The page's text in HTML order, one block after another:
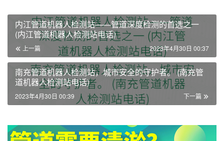
内江管道机器人检测站——管道深度检测的首选之一
(内江管道机器人检测站电话)
上一篇 2023年4月30日 00:37
南充管道机器人检测站，城市安全的守护者。 (南充管
道机器人检测站电话)
下一篇
2023年4月30日 00:39